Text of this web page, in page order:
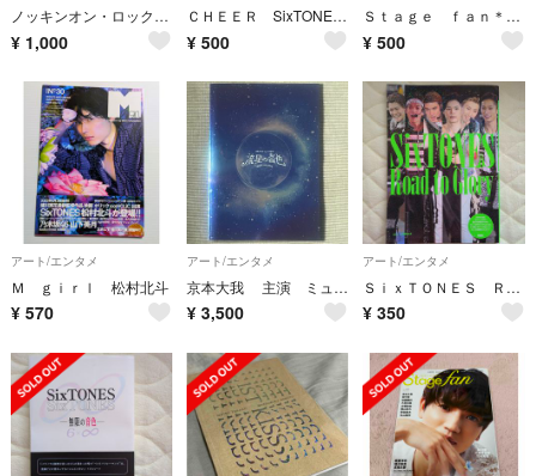
ノッキンオン・ロックドドア公式シナリオブック
¥ 1,000
ＣＨＥＥＲ SixTONES 田中樹
¥ 500
Ｓｔａｇｅ ｆａｎ＊2021年No.15＊京本大我表紙
¥ 500
アート/エンタメ
Ｍ ｇｉｒｌ 松村北斗
¥ 570
アート/エンタメ
京本大我 主演 ミュージカル「流星の音色」 パンフレット
¥ 3,500
アート/エンタメ
ＳｉｘＴＯＮＥＳ Ｒｏａｄ ｔｏ Ｇｌｏｒｙ
¥ 350